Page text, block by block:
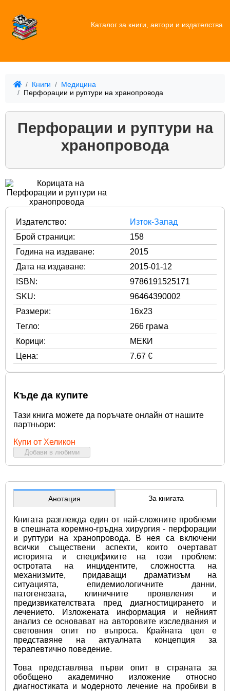
Каталог за книги, автори и издателства
Книги
Медицина
Перфорации и руптури на хранопровода
Перфорации и руптури на
хранопровода
Издателство:
Изток-Запад
Брой страници:
158
Година на издаване:
2015
Дата на издаване:
2015-01-12
ISBN:
9786191525171
SKU:
96464390002
Размери:
16x23
Тегло:
266 грама
Корици:
МЕКИ
Цена:
7.67 €
Къде да купите
Тази книга можете да поръчате онлайн от нашите
партньори:
Купи от Хеликон
Добави в любими
Анотация За книгата
Книгата разглежда един от най-сложните проблеми
в спешната коремно-гръдна хирургия - перфорации
и руптури на хранопровода. В нея са включени
всички съществени аспекти, които очертават
историята и спецификите на този проблем:
остротата на инцидентите, сложността на
механизмите, придаващи драматизъм на
ситуацията, епидемиологичните данни,
патогенезата, клиничните проявления и
предизвикателствата пред диагностицирането и
лечението. Изложената информация и нейният
анализ се основават на авторовите изследвания и
световния опит по въпроса. Крайната цел е
представяне на актуалната концепция за
терапевтично поведение.
Това представлява първи опит в страната за
обобщено академично изложение относно
диагностиката и модерното лечение на пробиви в